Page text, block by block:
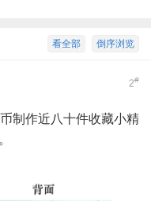
倒序浏览
看全部
2#
制作近八十件收藏小精